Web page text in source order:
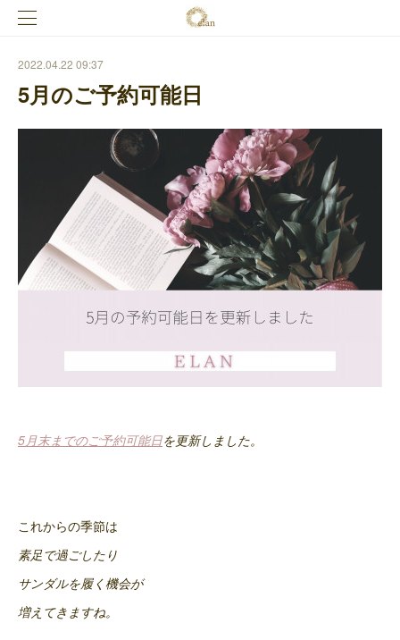
2022.04.22 09:37
5月のご予約可能日
5月末までのご予約可能日を更新しました。
これからの季節は
素足で過ごしたり
サンダルを履く機会が
増えてきますね。